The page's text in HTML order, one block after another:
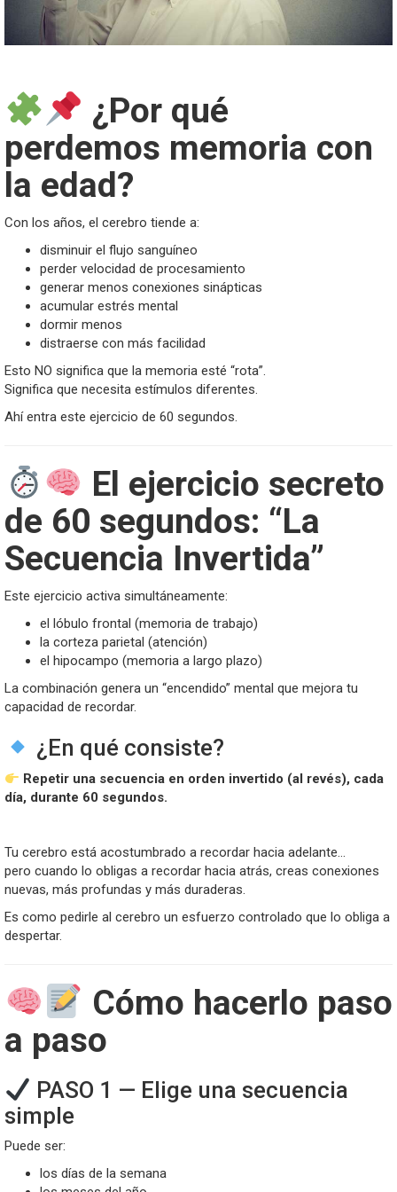
¿Por qué
perdemos memoria con
la edad?
Con los años, el cerebro tiende a:
disminuir el flujo sanguíneo
perder velocidad de procesamiento
generar menos conexiones sinápticas
acumular estrés mental
dormir menos
distraerse con más facilidad
Esto NO significa que la memoria esté “rota”.
Significa que necesita estímulos diferentes.
Ahí entra este ejercicio de 60 segundos.
El ejercicio secreto
de 60 segundos: “La
Secuencia Invertida”
Este ejercicio activa simultáneamente:
el lóbulo frontal (memoria de trabajo)
la corteza parietal (atención)
el hipocampo (memoria a largo plazo)
La combinación genera un “encendido” mental que mejora tu
capacidad de recordar.
¿En qué consiste?
Repetir una secuencia en orden invertido (al revés), cada
día, durante 60 segundos.
Tu cerebro está acostumbrado a recordar hacia adelante…
pero cuando lo obligas a recordar hacia atrás, creas conexiones
nuevas, más profundas y más duraderas.
Es como pedirle al cerebro un esfuerzo controlado que lo obliga a
despertar.
Cómo hacerlo paso
a paso
PASO 1 — Elige una secuencia
simple
Puede ser:
los días de la semana